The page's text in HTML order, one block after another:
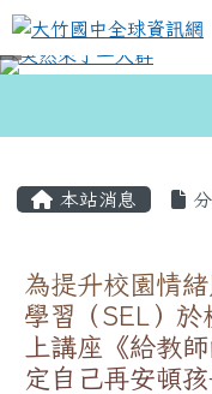
跳至主內容區
大竹國中全球
本站消息
為提升校園情
學習（SEL）
上講座《給教
定自己再安頓